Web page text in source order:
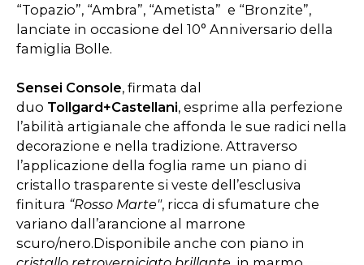
“Topazio”, “Ambra”, “Ametista” e “Bronzite”,
lanciate in occasione del 10° Anniversario della
famiglia Bolle.
Sensei Console, firmata dal
duo Tollgard+Castellani, esprime alla perfezione
l’abilità artigianale che affonda le sue radici nella
decorazione e nella tradizione. Attraverso
l’applicazione della foglia rame un piano di
cristallo trasparente si veste dell’esclusiva
finitura “Rosso Marte", ricca di sfumature che
variano dall’arancione al marrone
scuro/nero.Disponibile anche con piano in